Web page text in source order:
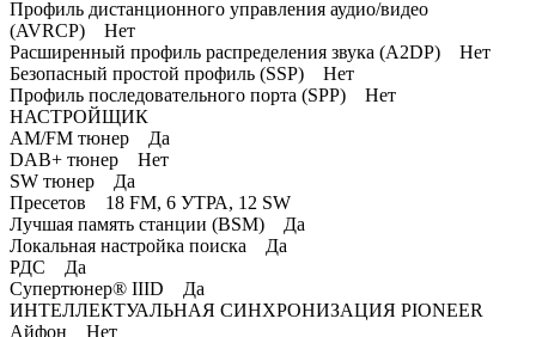
Профиль дистанционного управления аудио/видео
(AVRCP) Нет
Расширенный профиль распределения звука (A2DP) Нет
Безопасный простой профиль (SSP) Нет
Профиль последовательного порта (SPP) Нет
НАСТРОЙЩИК
AM/FM тюнер Да
DAB+ тюнер Нет
SW тюнер Да
Пресетов 18 FM, 6 УТРА, 12 SW
Лучшая память станции (BSM) Да
Локальная настройка поиска Да
РДС Да
Супертюнер® IIID Да
ИНТЕЛЛЕКТУАЛЬНАЯ СИНХРОНИЗАЦИЯ PIONEER
Айфон Нет